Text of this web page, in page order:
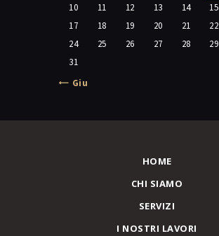
10
11 12 13 14 15
17
18 19 20 21 22
24
25 26 27 28 29
31
« Giu
HOME
CHI SIAMO
SERVIZI
I NOSTRI LAVORI